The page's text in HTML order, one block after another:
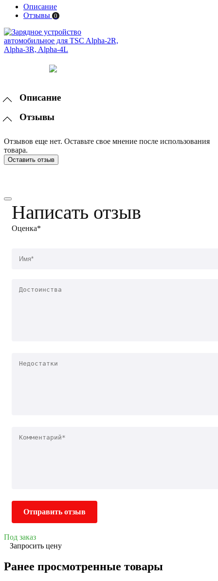
Описание
Отзывы 0
Описание
Отзывы
Отзывов еще нет. Оставьте свое мнение после использования
товара.
Оставить отзыв
Написать отзыв
Оценка*
Отправить отзыв
Под заказ
Запросить цену
Ранее просмотренные товары